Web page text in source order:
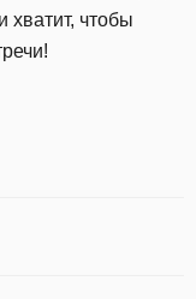
хватит, чтобы